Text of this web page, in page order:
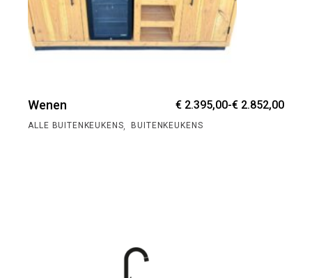
Wenen €2.395,00-€2.852,00
€
ALLE BUITENKEUKENS, BUITENKEUKENS